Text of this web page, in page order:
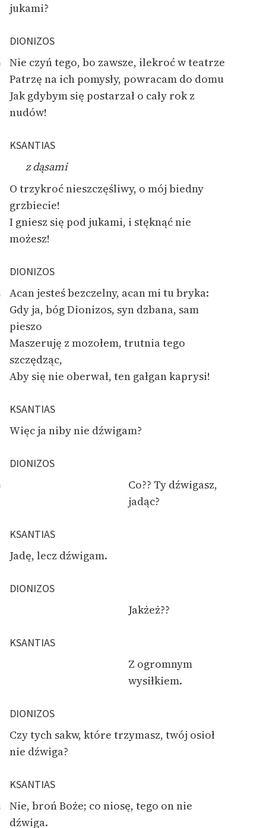
jukami?
DIONIZOS
Nie czyń tego, bo zawsze, ilekroć w teatrze
Patrzę na ich pomysły, powracam do domu
Jak gdybym się postarzał o cały rok z
nudów!
KSANTIAS
z dąsami
O trzykroć nieszczęśliwy, o mój biedny
grzbiecie!
I gniesz się pod jukami, i stęknąć nie
możesz!
DIONIZOS
Acan jesteś bezczelny, acan mi tu bryka:
Gdy ja, bóg Dionizos, syn dzbana, sam
pieszo
Maszeruję z mozołem, trutnia tego
szczędząc,
Aby się nie oberwał, ten gałgan kaprysi!
KSANTIAS
Więc ja niby nie dźwigam?
DIONIZOS
Co?? Ty dźwigasz,
jadąc?
KSANTIAS
Jadę, lecz dźwigam.
DIONIZOS
Jakżeż??
KSANTIAS
Z ogromnym
wysiłkiem.
DIONIZOS
Czy tych sakw, które trzymasz, twój osioł
nie dźwiga?
KSANTIAS
Nie, broń Boże; co niosę, tego on nie
dźwiga.